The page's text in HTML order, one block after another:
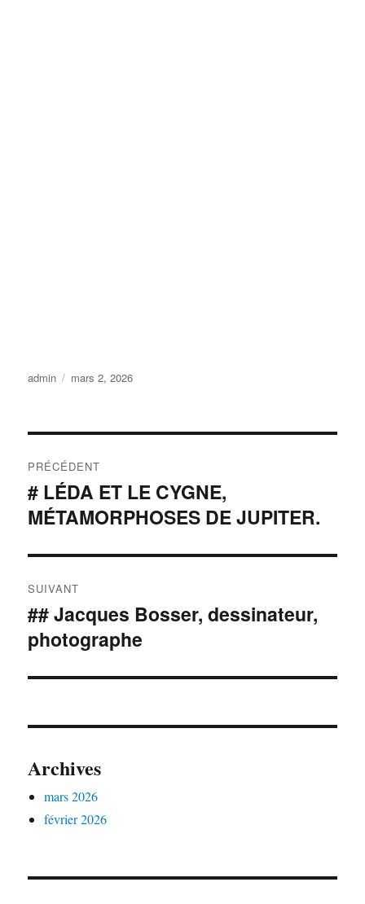
Auteur
admin
Publié
mars 2, 2026
de
l’article
PRÉCÉDENT
Publication
précédente :
# LÉDA ET LE CYGNE,
MÉTAMORPHOSES DE JUPITER.
SUIVANT
Publication
suivante :
## Jacques Bosser, dessinateur,
photographe
Archives
mars 2026
février 2026